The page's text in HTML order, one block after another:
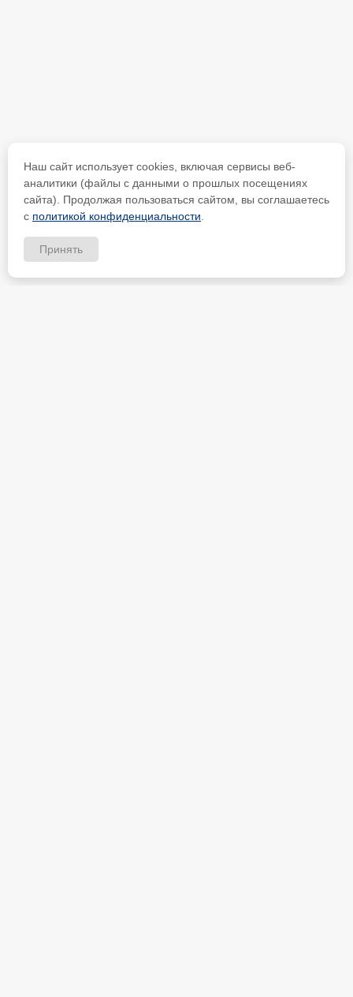
Наш сайт использует cookies, включая сервисы веб-
аналитики (файлы с данными о прошлых посещениях
сайта). Продолжая пользоваться сайтом, вы соглашаетесь
с политикой конфиденциальности
Принять